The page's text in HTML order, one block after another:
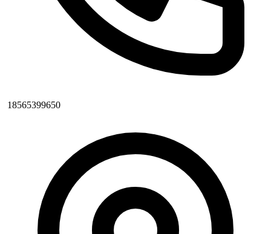
18565399650